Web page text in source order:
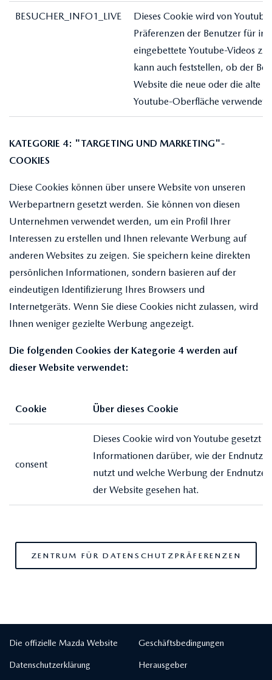
BESUCHER_INFO1_LIVE
Dieses Cookie wird von
Präferenzen der Benutzer für in
eingebettete Youtube-Videos zu
kann auch feststellen, ob der
Website die neue oder die alte
Youtube-Oberfläche verwendet.
KATEGORIE 4: "TARGETING UND MARKETING"-
COOKIES
Diese Cookies können über unsere Website von unseren
Werbepartnern gesetzt werden. Sie können von diesen
Unternehmen verwendet werden, um ein Profil Ihrer
Interessen zu erstellen und Ihnen relevante Werbung auf
anderen Websites zu zeigen. Sie speichern keine direkten
persönlichen Informationen, sondern basieren auf der
eindeutigen Identifizierung Ihres Browsers und
Internetgeräts. Wenn Sie diese Cookies nicht zulassen, wird
Ihnen weniger gezielte Werbung angezeigt.
Die folgenden Cookies der Kategorie 4 werden auf
dieser Website verwendet:
Cookie Über dieses Cookie
consent
Dieses Cookie wird von Youtube gesetzt
Informationen darüber, wie der
nutzt und welche Werbung der Endnutzer
der Website gesehen hat.
ZENTRUM FÜR DATENSCHUTZPRÄFERENZEN
Die offizielle Mazda Website Geschäftsbedingungen
Datenschutzerklärung Herausgeber